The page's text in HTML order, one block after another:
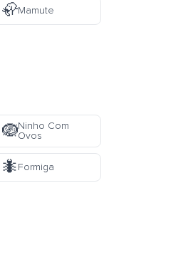
🦣Mamute
🪺Ninho Com
Ovos
🐜Formiga